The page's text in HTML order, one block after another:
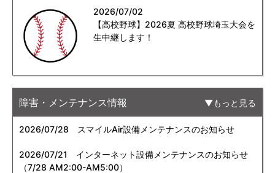
2026/07/02
【高校野球】2026夏 高校野球埼玉大会を
生中継します！
障害・メンテナンス情報 もっと見る
2026/07/28 スマイルAir設備メンテナンスのお知らせ
2026/07/21
インターネット設備メンテナンスのお知らせ
（7/28 AM2:00-AM5:00）